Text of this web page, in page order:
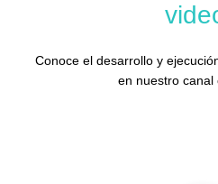
Conoce el desarrollo y
en nuestro canal